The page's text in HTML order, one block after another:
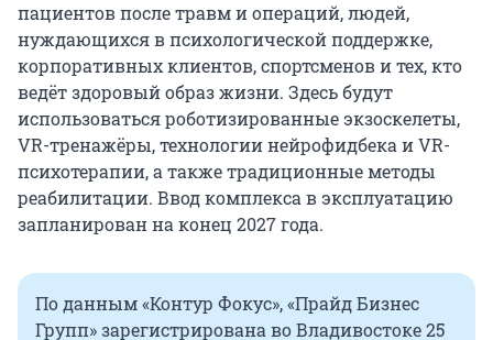
пациентов после травм и операций, людей,
нуждающихся в психологической поддержке,
корпоративных клиентов, спортсменов и тех, кто
ведёт здоровый образ жизни. Здесь будут
использоваться роботизированные экзоскелеты,
VR-тренажёры, технологии нейрофидбека и VR-
психотерапии, а также традиционные методы
реабилитации. Ввод комплекса в эксплуатацию
запланирован на конец 2027 года.
По данным «Контур Фокус», «Прайд Бизнес
Групп» зарегистрирована во Владивостоке 25